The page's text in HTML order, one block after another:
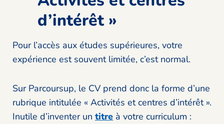
d’intérêt »
Pour l’accès aux études supérieures, votre
expérience est souvent limitée, c’est normal.
Sur Parcoursup, le CV prend donc la forme d’une
rubrique intitulée « Activités et centres d’intérêt ».
Inutile d’inventer un titre à votre curriculum :